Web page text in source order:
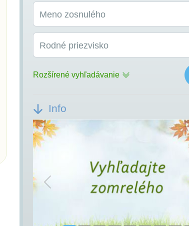
Meno zosnulého
Rodné priezvisko
Rozšírené vyhľadávanie
Info
Previous